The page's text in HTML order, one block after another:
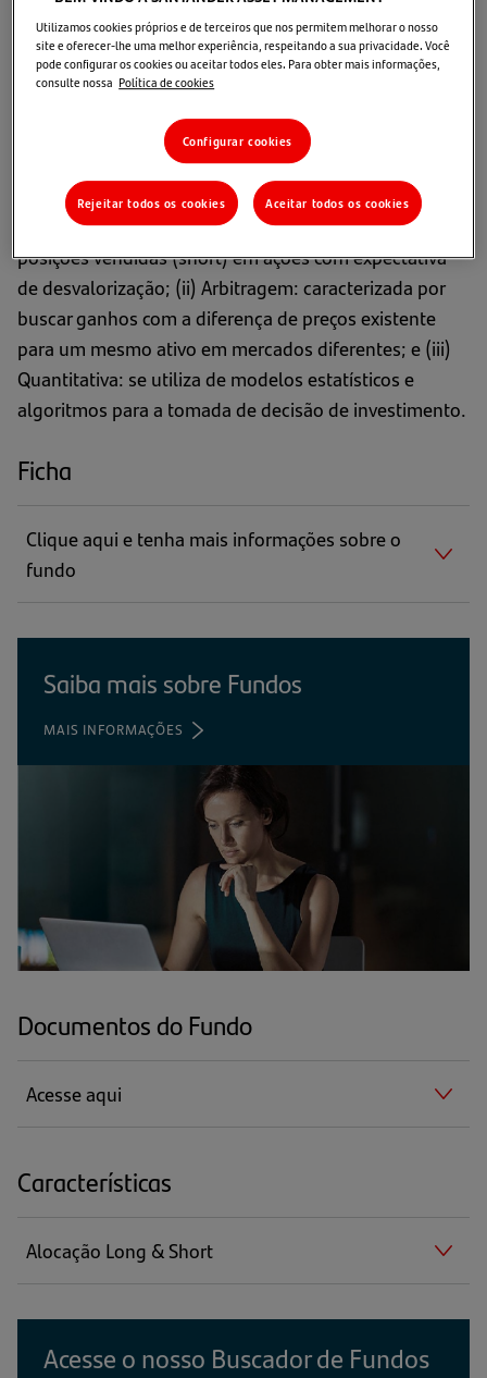
O Fundo Alocação Long & Short tem por objetivo
com alocação em estratégias que oferecem resultados
descorrelacionados: Long Short: busca ganhos no
mercado acionário local, adquirindo ações com
expectativa de valorização (long) e assumindo
posições vendidas (short) em ações com expectativa
de desvalorização; (ii) Arbitragem: caracterizada por
buscar ganhos com a diferença de preços existente
para um mesmo ativo em mercados diferentes; e (iii)
Quantitativa: se utiliza de modelos estatísticos e
algoritmos para a tomada de decisão de investimento.
Ficha
Clique aqui e tenha mais informações sobre o
fundo
Saiba mais sobre Fundos
MAIS INFORMAÇÕES (ABRE
UMA
NOVA
ABA)
Documentos do Fundo
Acesse aqui
Características
Alocação Long & Short
Acesse o nosso Buscador de Fundos
Utilizamos cookies próprios e de terceiros que nos permitem melhorar o nosso
site e oferecer-lhe uma melhor experiência, respeitando a sua privacidade. Você
pode configurar os cookies ou aceitar todos eles. Para obter mais informações,
consulte nossa Política de cookies
Configurar cookies
Rejeitar todos os cookies Aceitar todos os cookies